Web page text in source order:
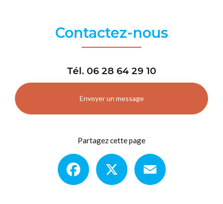
Contactez-nous
Tél. 06 28 64 29 10
Envoyer un message
Partagez cette page
Facebook